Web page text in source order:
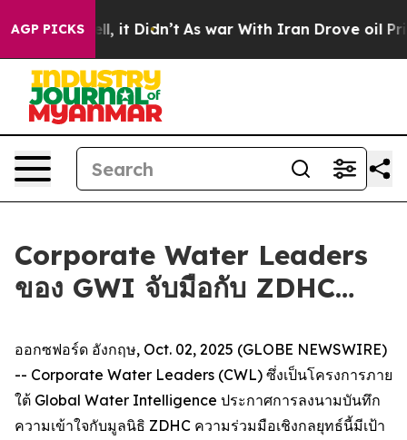
AGP PICKSWell, it Didn’t As war With Iran Drove oil
Corporate Water Leaders
ของ GWI จับมือกับ ZDHC…
ออกซฟอร์ด อังกฤษ, Oct. 02, 2025 (GLOBE NEWSWIRE)
-- Corporate Water Leaders (CWL) ซึ่งเป็นโครงการภาย
ใต้ Global Water Intelligence ประกาศการลงนามบันทึก
ความเข้าใจกับมูลนิธิ ZDHC ความร่วมมือเชิงกลยุทธ์นี้มีเป้า